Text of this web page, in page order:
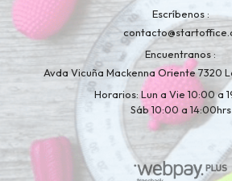
Escríbenos
Encuentranos
Avda Vicuña Mackenna Oriente 7320
Horarios: Lun a Vie 10:00 a
Sáb 10:00 a 14:00hrs